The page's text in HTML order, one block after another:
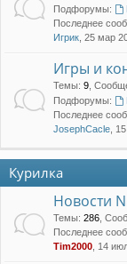
Подфорумы:
Последнее
Игрик , 25 мар
Игры и
Темы: 9
Подфорумы:
Последнее
JosephCacle ,
Курилка
Новости
Темы: 286
Последнее
Tim2000 , 14